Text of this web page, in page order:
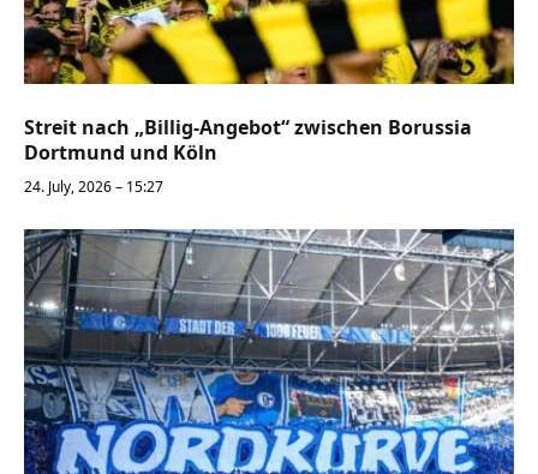
Streit nach „Billig-Angebot“ zwischen Borussia
Dortmund und Köln
24. July, 2026 – 15:27